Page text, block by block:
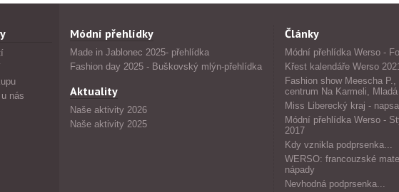
nás
Módní přehlídky
Made in Jablonec 2025- přehlídka
Fashion day 2025 - Buškovský mlýn-přehlídka
Aktuality
Naše aktivity 2026
Naše aktivity 2025
Články
Módní přehlídka Werso -
Křest kalendáře Werso
Fashion show Meescha
centrum Na Karmeli,
Miss Liberecký kraj -
Módní přehlídka Werso -
2017
Kdy vznikla podprsenka...
WERSO: francouzské
nápady
Nevhodná podprsenka...